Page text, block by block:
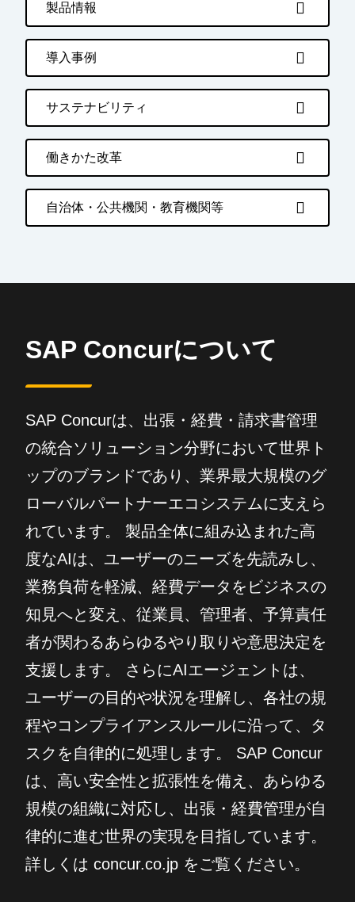
製品情報
導入事例
サステナビリティ
働きかた改革
自治体・公共機関・教育機関等
SAP Concurについて
SAP Concurは、出張・経費・請求書管理
の統合ソリューション分野において世界ト
ップのブランドであり、業界最大規模のグ
ローバルパートナーエコシステムに支えら
れています。 製品全体に組み込まれた高
度なAIは、ユーザーのニーズを先読みし、
業務負荷を軽減、経費データをビジネスの
知見へと変え、従業員、管理者、予算責任
者が関わるあらゆるやり取りや意思決定を
支援します。 さらにAIエージェントは、
ユーザーの目的や状況を理解し、各社の規
程やコンプライアンスルールに沿って、タ
スクを自律的に処理します。 SAP Concur
は、高い安全性と拡張性を備え、あらゆる
規模の組織に対応し、出張・経費管理が自
律的に進む世界の実現を目指しています。
詳しくは concur.co.jp をご覧ください。